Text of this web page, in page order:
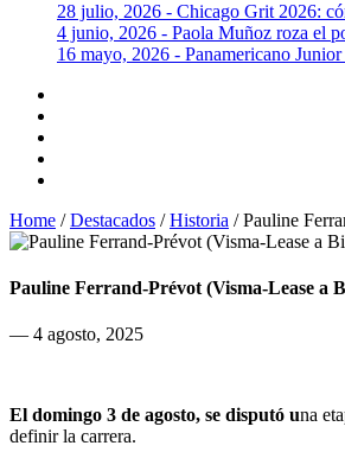
28 julio, 2026 - Chicago Grit 2026:
4 junio, 2026 - Paola Muñoz roza el
16 mayo, 2026 - Panamericano
Home /Destacados /Historia /Pauline
Pauline Ferrand‑Prévot (Visma‑Lease a
— 4 agosto, 2025
El domingo 3 de agosto​, se disputó una
definir la carrera.